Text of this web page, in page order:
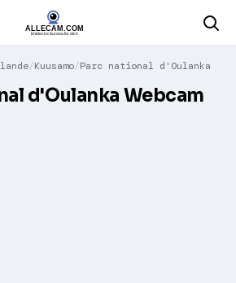
Kuusamo Parc national d'Oulanka
d'Oulanka Webcam